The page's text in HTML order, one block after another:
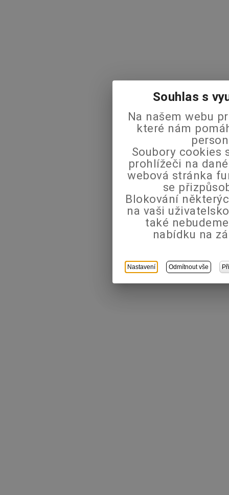
Souhlas s
Na našem webu
které nám
Soubory cookies
prohlížeči na
webová stránka
se
Blokování
na vaši
také
nabídku na
Nastavení Odmítnout vše